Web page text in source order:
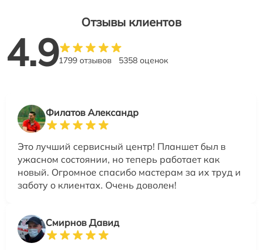
Отзывы клиентов
4.91799 отзывов 5358 оценок
Филатов Александр
Это лучший сервисный центр! Планшет был в
ужасном состоянии, но теперь работает как
новый. Огромное спасибо мастерам за их труд и
заботу о клиентах. Очень доволен!
Смирнов Давид